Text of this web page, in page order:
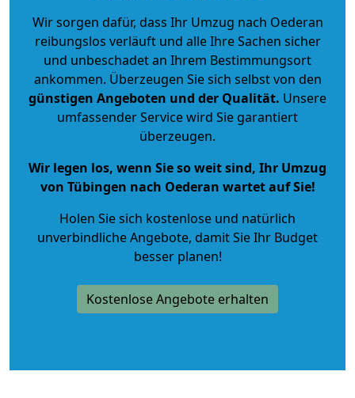
Wir sorgen dafür, dass Ihr Umzug nach Oederan
reibungslos verläuft und alle Ihre Sachen sicher
und unbeschadet an Ihrem Bestimmungsort
ankommen. Überzeugen Sie sich selbst von den
günstigen Angeboten und der Qualität. Unsere
umfassender Service wird Sie garantiert
überzeugen.
Wir legen los, wenn Sie so weit sind, Ihr Umzug
von Tübingen nach Oederan wartet auf Sie!
Holen Sie sich kostenlose und natürlich
unverbindliche Angebote, damit Sie Ihr Budget
besser planen!
Kostenlose Angebote erhalten